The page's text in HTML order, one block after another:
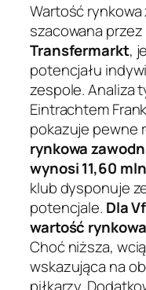
Wartość
szacowana
Transfermarkt,
potencjału
zespole. Analiza
Eintrachtem
pokazuje pewne
rynkowa
wynosi 11,60
klub dysponuje
potencjale. Dla
wartość
Choć niższa,
wskazująca na